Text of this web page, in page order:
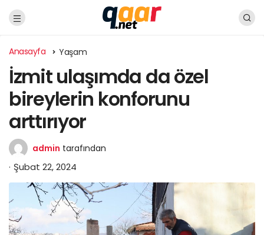
Anasayfa Yaşam
İzmit ulaşımda da özel
bireylerin konforunu
arttırıyor
admin tarafından
Şubat 22, 2024